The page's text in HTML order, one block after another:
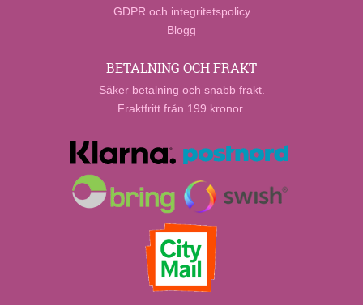
GDPR och integritetspolicy
Blogg
BETALNING OCH FRAKT
Säker betalning och snabb frakt.
Fraktfritt från 199 kronor.